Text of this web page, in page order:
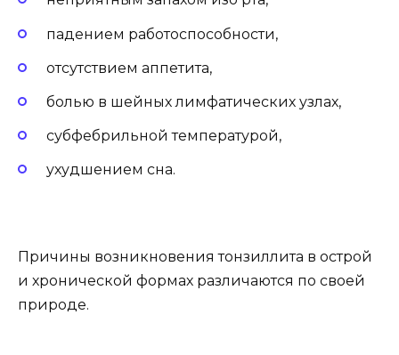
падением работоспособности,
отсутствием аппетита,
болью в шейных лимфатических узлах,
субфебрильной температурой,
ухудшением сна.
Причины возникновения тонзиллита в острой
и хронической формах различаются по своей
природе.